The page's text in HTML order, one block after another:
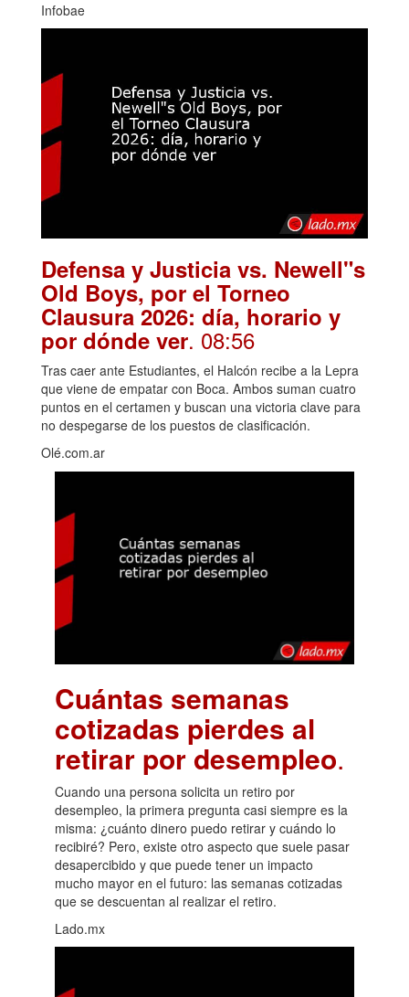
Infobae
Defensa y Justicia vs. Newell"s
Old Boys, por el Torneo
Clausura 2026: día, horario y
por dónde ver. 08:56
Tras caer ante Estudiantes, el Halcón recibe a la Lepra
que viene de empatar con Boca. Ambos suman cuatro
puntos en el certamen y buscan una victoria clave para
no despegarse de los puestos de clasificación.
Olé.com.ar
Cuántas semanas
cotizadas pierdes al
retirar por desempleo.
Cuando una persona solicita un retiro por
desempleo, la primera pregunta casi siempre es la
misma: ¿cuánto dinero puedo retirar y cuándo lo
recibiré? Pero, existe otro aspecto que suele pasar
desapercibido y que puede tener un impacto
mucho mayor en el futuro: las semanas cotizadas
que se descuentan al realizar el retiro.
Lado.mx